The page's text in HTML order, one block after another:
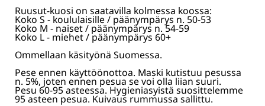
Ruusut-kuosi on saatavilla kolmessa koossa:
Koko S - koululaisille / päänympärys n. 50-53
Koko M - naiset / päänympärys n. 54-59
Koko L - miehet / päänympärys 60+
Ommellaan käsityönä Suomessa.
Pese ennen käyttöönottoa. Maski kutistuu pesussa
n. 5%, joten ennen pesua se voi olla liian suuri.
Pesu 60-95 asteessa. Hygieniasyistä suosittelemme
95 asteen pesua. Kuivaus rummussa sallittu.